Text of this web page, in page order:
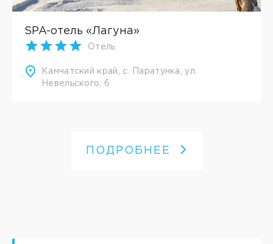
SPA-отель «Лагуна»
Отель
Камчатский край, с. Паратунка, ул.
Невельского, 6
ПОДРОБНЕЕ